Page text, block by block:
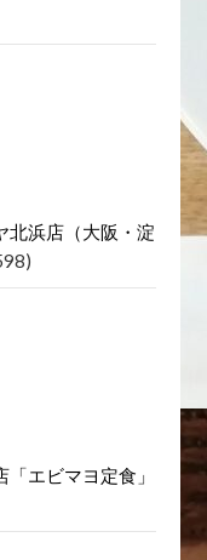
北浜店（大阪・淀
「エビマヨ定食」